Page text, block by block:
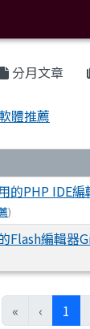
分月文章
體推薦
的PHP IDE編
)
Flash編輯器
« ‹ 1